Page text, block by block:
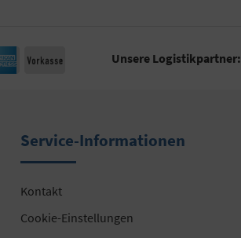
Unsere Logistikpartner:
Service-Informationen
Kontakt
Cookie-Einstellungen